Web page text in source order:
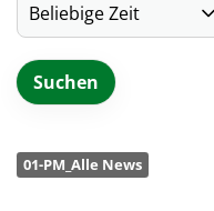
01-PM_Alle News